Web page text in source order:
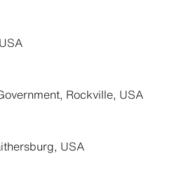
Rockville, USA
USA